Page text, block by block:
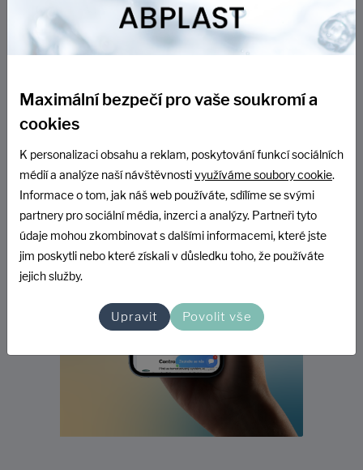
Maximální bezpečí pro vaše soukromí a
cookies
K personalizaci obsahu a reklam, poskytování funkcí sociálních
médií a analýze naší návštěvnostivyužíváme soubory cookie.
Informace o tom, jak náš web používáte, sdílíme se svými
partnery pro sociální média, inzerci a analýzy. Partneři tyto
údaje mohou zkombinovat s dalšími informacemi, které jste
jim poskytli nebo které získali v důsledku toho, že používáte
jejich služby.
Upravit Povolit vše